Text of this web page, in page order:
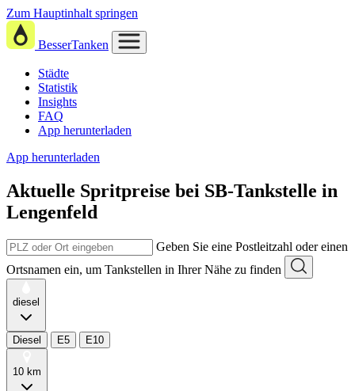
Zum Hauptinhalt springen
BesserTanken
Städte
Statistik
Insights
FAQ
App herunterladen
App herunterladen
Aktuelle Spritpreise bei SB-Tankstelle in
Lengenfeld
Geben Sie eine Postleitzahl oder einen
Ortsnamen ein, um Tankstellen in Ihrer Nähe zu finden
diesel
Diesel E5 E10
10 km